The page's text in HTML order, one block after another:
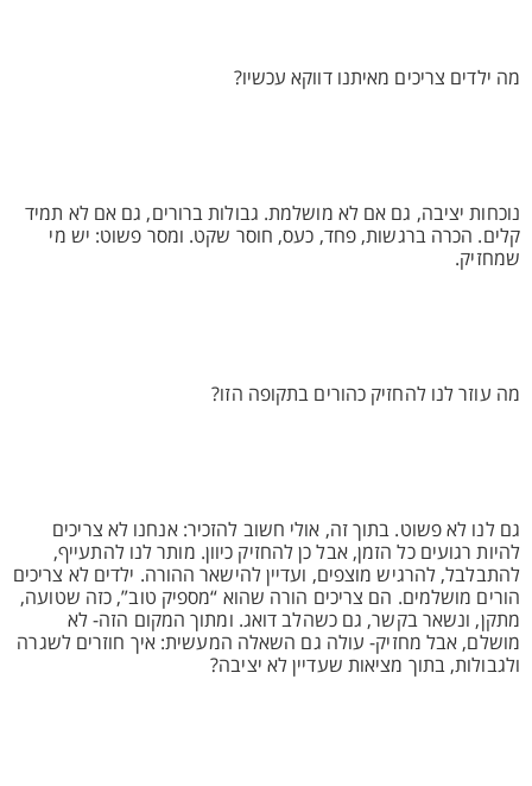
מה ילדים צריכים מאיתנו דווקא עכשיו?
נוכחות יציבה, גם אם לא מושלמת. גבולות ברורים, גם אם לא תמיד
קלים. הכרה ברגשות, פחד, כעס, חוסר שקט. ומסר פשוט: יש מי
שמחזיק.
מה עוזר לנו להחזיק כהורים בתקופה הזו?
גם לנו לא פשוט. בתוך זה, אולי חשוב להזכיר: אנחנו לא צריכים
להיות רגועים כל הזמן, אבל כן להחזיק כיוון. מותר לנו להתעייף,
להתבלבל, להרגיש מוצפים, ועדיין להישאר ההורה. ילדים לא צריכים
הורים מושלמים. הם צריכים הורה שהוא “מספיק טוב”, כזה שטועה,
מתקן, ונשאר בקשר, גם כשהלב דואג. ומתוך המקום הזה- לא
מושלם, אבל מחזיק- עולה גם השאלה המעשית: איך חוזרים לשגרה
ולגבולות, בתוך מציאות שעדיין לא יציבה?